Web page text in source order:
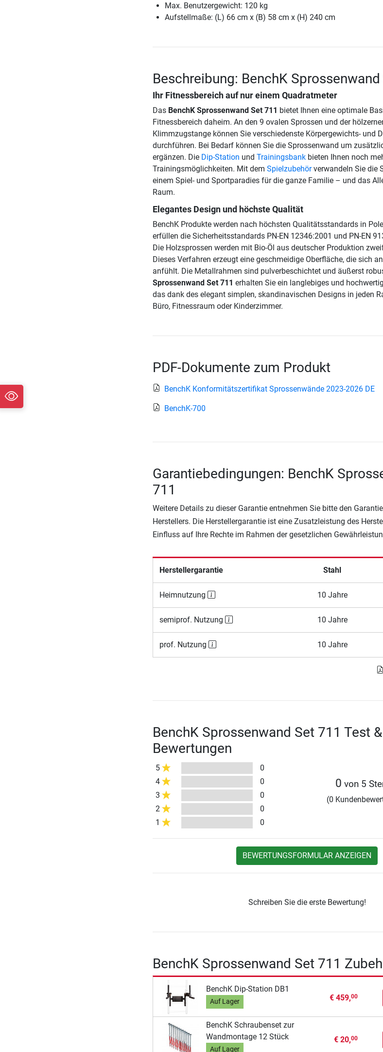
Max. Benutzergewicht: 120 kg
Aufstellmaße: (L) 66 cm x (B) 58 cm x (H) 240 cm
Beschreibung: BenchK Sprossenwand
Ihr Fitnessbereich auf nur einem Quadratmeter
Das BenchK Sprossenwand Set 711 bietet Ihnen eine optimale
Fitnessbereich daheim. An den 9 ovalen Sprossen und der
Klimmzugstange können Sie verschiedenste Körpergewichts- und
durchführen. Bei Bedarf können Sie die Sprossenwand um
ergänzen. Die Dip-Station und Trainingsbankbieten Ihnen noch
Trainingsmöglichkeiten. Mit dem Spielzubehörverwandeln Sie die
einem Spiel- und Sportparadies für die ganze Familie – und das
Raum.
Elegantes Design und höchste Qualität
BenchK Produkte werden nach höchsten Qualitätsstandards in
erfüllen die Sicherheitsstandards PN-EN 12346:2001 und PN-EN
Die Holzsprossen werden mit Bio-Öl aus deutscher Produktion
Dieses Verfahren erzeugt eine geschmeidige Oberfläche, die sich
anfühlt. Die Metallrahmen sind pulverbeschichtet und äußerst
Sprossenwand Set 711 erhalten Sie ein langlebiges und
das dank des elegant simplen, skandinavischen Designs in jeden
Büro, Fitnessraum oder Kinderzimmer.
PDF-Dokumente zum Produkt
BenchK Konformitätszertifikat Sprossenwände 2023-2026 DE
BenchK-700
Garantiebedingungen: BenchK
711
Weitere Details zu dieser Garantie entnehmen Sie bitte den
Herstellers. Die Herstellergarantie ist eine Zusatzleistung des
Einfluss auf Ihre Rechte im Rahmen der gesetzlichen
Herstellergarantie Stahl
Heimnutzung 10 Jahre
semiprof. Nutzung 10 Jahre
prof. Nutzung 10 Jahre
BenchK Sprossenwand Set 711 Test &
Bewertungen
5
0
4
0
3
0
2
0
1
0
0 von 5
(0
BEWERTUNGSFORMULAR ANZEIGEN
Schreiben Sie die erste Bewertung!
BenchK Sprossenwand Set 711
BenchK Dip-Station DB1
Auf Lager € 459,00
BenchK Schraubenset zur
Wandmontage 12 Stück
Auf Lager
€ 20,00